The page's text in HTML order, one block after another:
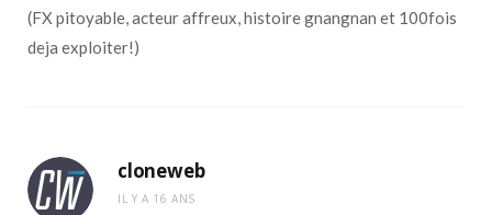
(FX pitoyable, acteur affreux, histoire gnangnan et 100fois
deja exploiter!)
cloneweb
IL Y A 16 ANS